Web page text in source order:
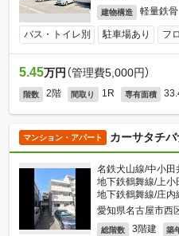
建物構造 軽量鉄骨
バス・トイレ別 駐車場あり フ
5.45万円 （管理費5,000円）
階数 2階 間取り 1R 専有面積
マンション・アパート カーサタチ
名鉄犬山線/中小田
地下鉄鶴舞線/上
地下鉄鶴舞線/庄
愛知県名古屋市西
総階数 3階建 築